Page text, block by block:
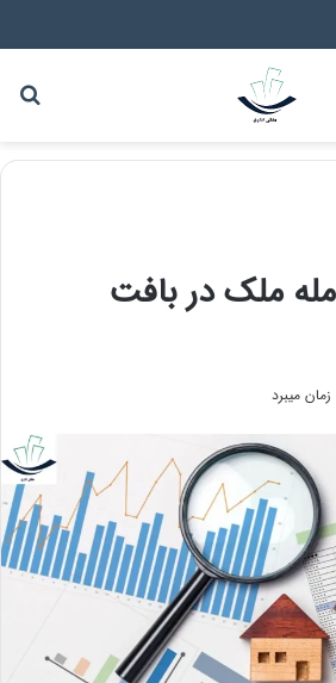
ملک در بافت